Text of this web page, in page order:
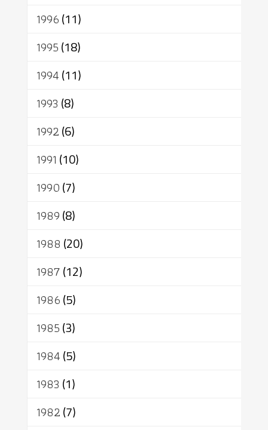
1996(11)
1995(18)
1994(11)
1993 (8)
1992(6)
1991 (10)
1990(7)
1989(8)
1988 (20)
1987(12)
1986(5)
1985(3)
1984(5)
1983 (1)
1982(7)